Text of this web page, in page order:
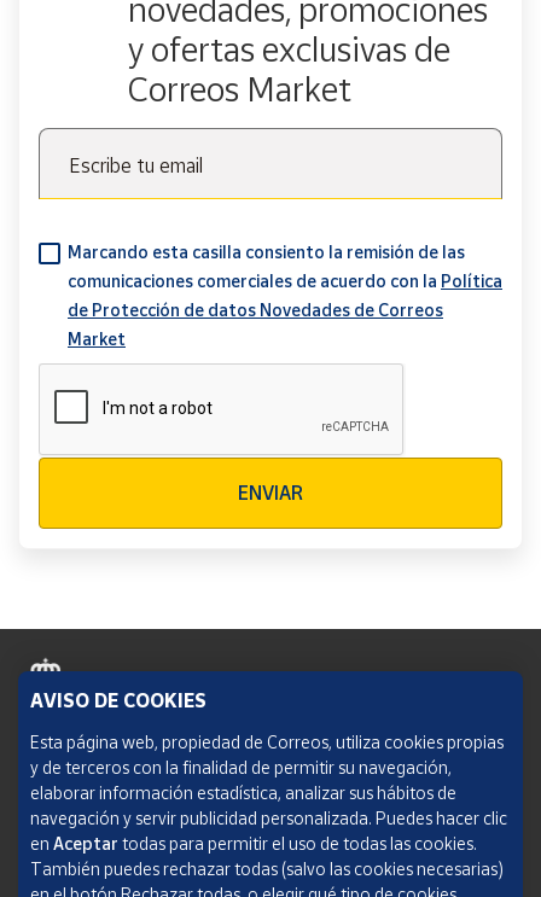
novedades, promociones
y ofertas exclusivas de
Correos Market
Escribe tu email
Marcando esta casilla consiento la remisión de las
comunicaciones comerciales de acuerdo con la Política
de Protección de datos Novedades de Correos
Market
ENVIAR
Política de cookies
Aviso legal
Condiciones del servicio
Política de Privacidad Web
AVISO DE COOKIES
Esta página web, propiedad de Correos, utiliza cookies propias
y de terceros con la finalidad de permitir su navegación,
elaborar información estadística, analizar sus hábitos de
navegación y servir publicidad personalizada. Puedes hacer clic
en Aceptar todas para permitir el uso de todas las cookies.
También puedes rechazar todas (salvo las cookies necesarias)